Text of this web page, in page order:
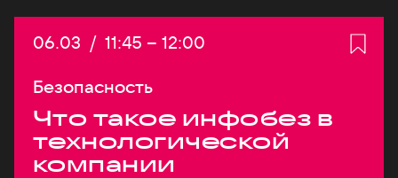
Дата:
06.03 / Начало:
11:45 – Конец:
12:00
Безопасность
Что такое инфобез в
технологической
компании